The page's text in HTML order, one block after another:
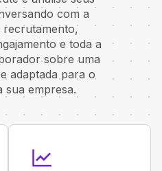
com a
recrutamento,
e toda a
sobre uma
adaptada para o
sua empresa.